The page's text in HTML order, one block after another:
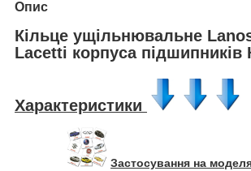
Опис
Кільце ущільнювальне
Lacetti корпуса підшипників
Характеристики
Застосування на